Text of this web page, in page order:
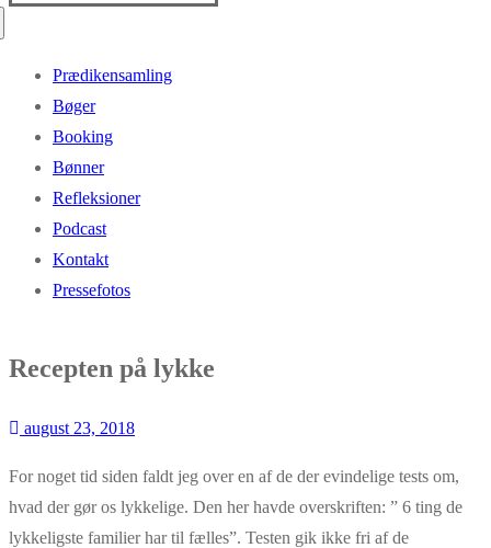
Prædikensamling
Bøger
Booking
Bønner
Refleksioner
Podcast
Kontakt
Pressefotos
Recepten på lykke
august 23, 2018
For noget tid siden faldt jeg over en af de der evindelige tests om,
hvad der gør os lykkelige. Den her havde overskriften: ” 6 ting de
lykkeligste familier har til fælles”. Testen gik ikke fri af de